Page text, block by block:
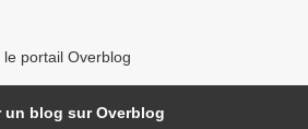
portail Overblog
un blog sur Overblog